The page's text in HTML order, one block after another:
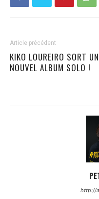
Article précédent
KIKO LOUREIRO SORT UN
NOUVEL ALBUM SOLO !
http://